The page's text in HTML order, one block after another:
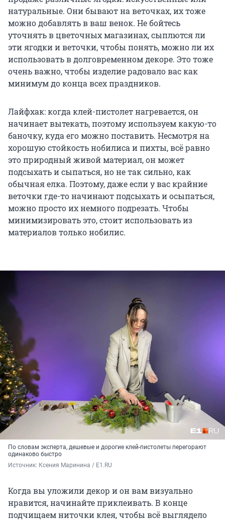
натуральные. Они бывают на веточках, их тоже
можно добавлять в ваш венок. Не бойтесь
уточнять в цветочных магазинах, сыплются ли
эти ягодки и веточки, чтобы понять, можно ли их
использовать в долговременном декоре. Это тоже
очень важно, чтобы изделие радовало вас как
минимум до конца всех праздников.
Лайфхак: когда клей-пистолет нагревается, он
начинает вытекать, поэтому используем какую-то
баночку, куда его можно поставить. Несмотря на
хорошую стойкость нобилиса и пихты, всё равно
это природный живой материал, он может
подсыхать и сыпаться, но не так сильно, как
обычная елка. Поэтому, даже если у вас крайние
веточки где-то начинают подсыхать и осыпаться,
можно просто их немного подрезать. Чтобы
минимизировать это, стоит использовать из
материалов только нобилис.
По словам эксперта, дешевые и дорогие клей-пистолеты перегорают
одинаково быстро
Источник: Ксения Маринина / E1.RU
Когда вы уложили декор и он вам визуально
нравится, начинайте приклеивать. В конце
подчищаем ниточки клея, чтобы всё выглядело